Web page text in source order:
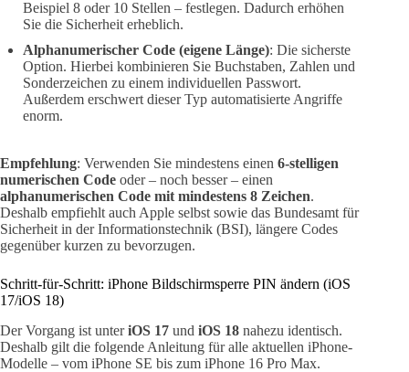
Beispiel 8 oder 10 Stellen – festlegen. Dadurch erhöhen
Sie die Sicherheit erheblich.
Alphanumerischer Code (eigene Länge): Die sicherste
Option. Hierbei kombinieren Sie Buchstaben, Zahlen und
Sonderzeichen zu einem individuellen Passwort.
Außerdem erschwert dieser Typ automatisierte Angriffe
enorm.
Empfehlung: Verwenden Sie mindestens einen 6-stelligen
numerischen Code oder – noch besser – einen
alphanumerischen Code mit mindestens 8 Zeichen.
Deshalb empfiehlt auch Apple selbst sowie das Bundesamt für
Sicherheit in der Informationstechnik (BSI), längere Codes
gegenüber kurzen zu bevorzugen.
Schritt-für-Schritt: iPhone Bildschirmsperre PIN ändern (iOS
17/iOS 18)
Der Vorgang ist unteriOS 17 und iOS 18 nahezu identisch.
Deshalb gilt die folgende Anleitung für alle aktuellen iPhone-
Modelle – vom iPhone SE bis zum iPhone 16 Pro Max.